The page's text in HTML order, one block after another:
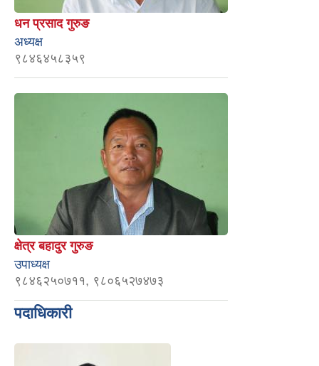
धन प्रसाद गुरुङ
अध्यक्ष
९८४६४५८३५९
क्षेत्र बहादुर गुरुङ
उपाध्यक्ष
९८४६२५०७११, ९८०६५२७४७३
पदाधिकारी